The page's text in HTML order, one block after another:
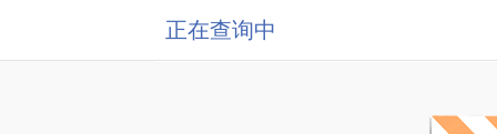
正在查询中